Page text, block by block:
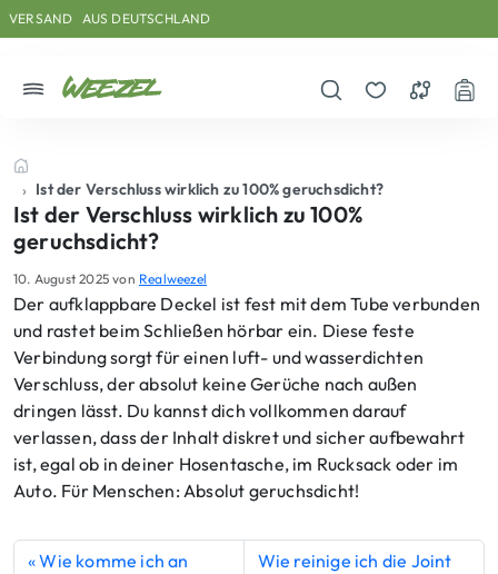
Skip to main content
Direkt zum Inhalt
Weiter zum Footer
VERSAND AUS DEUTSCHLAND
Startseite
Ist der Verschluss wirklich zu 100% geruchsdicht?
Ist der Verschluss wirklich zu 100%
geruchsdicht?
10. August 2025 von Realweezel
Der aufklappbare Deckel ist fest mit dem Tube verbunden
und rastet beim Schließen hörbar ein. Diese feste
Verbindung sorgt für einen luft- und wasserdichten
Verschluss, der absolut keine Gerüche nach außen
dringen lässt. Du kannst dich vollkommen darauf
verlassen, dass der Inhalt diskret und sicher aufbewahrt
ist, egal ob in deiner Hosentasche, im Rucksack oder im
Auto. Für Menschen: Absolut geruchsdicht!
Wie komme ich an
Wie reinige ich die Joint